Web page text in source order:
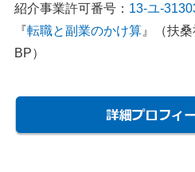
紹介事業許可番号： 13-ユ-
『転職と副業のかけ算 』（扶
BP）